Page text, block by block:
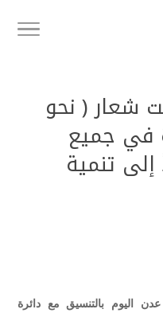
شعار ( نحو
في جميع
تنمية
اليوم بالتنسيق مع دائرة